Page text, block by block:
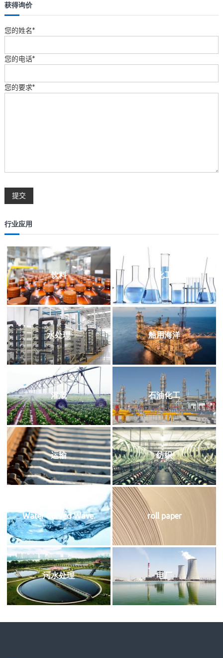
获得询价
您的姓名*
您的电话*
您的要求*
行业应用
饮料 化工
水处理 船用海洋
灌溉 石油化工
运输 纺织
Water Curved Wave. roll paper
污水处理 电厂